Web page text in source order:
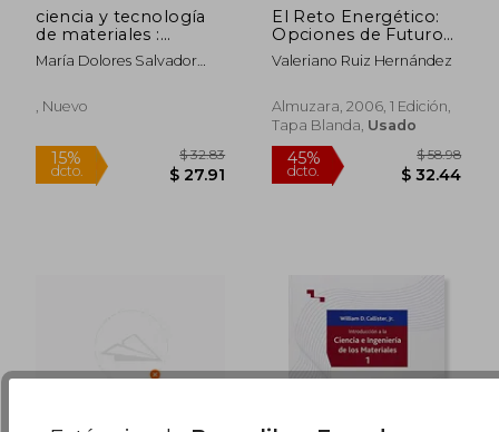
dcto. $ 51.77 dcto.
ciencia y tecnología
de materiales :
prácticas de
laboratorio
María Dolores Salvador
Navarro
, Nuevo
El Reto Energético:
Opciones de Futuro
Para la Energía
Valeriano Ruiz Hernández
Almuzara, 2006, 1 Edición,
Tapa Blanda, Usado